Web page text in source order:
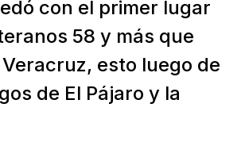
con el primer lugar
58 y más que
esto luego de
de El Pájaro y la